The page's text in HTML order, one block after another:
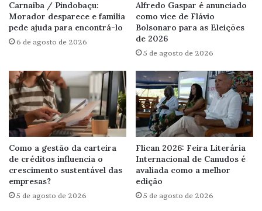
Carnaíba / Pindobaçu:
Morador desparece e família
pede ajuda para encontrá-lo
6 de agosto de 2026
Alfredo Gaspar é anunciado
como vice de Flávio
Bolsonaro para as Eleições
de 2026
5 de agosto de 2026
Como a gestão da carteira
de créditos influencia o
crescimento sustentável das
empresas?
5 de agosto de 2026
Flican 2026: Feira Literária
Internacional de Canudos é
avaliada como a melhor
edição
5 de agosto de 2026